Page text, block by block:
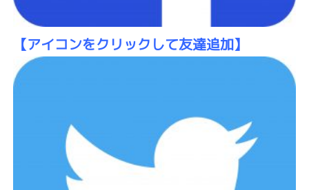
【アイコンをクリックして友達追加】